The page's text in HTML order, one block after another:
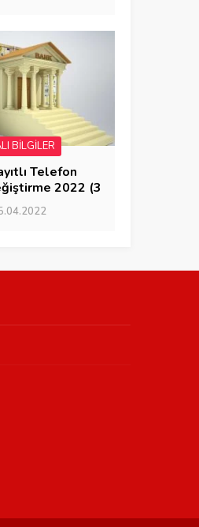
BİLGİLER
Telefon
2022 (3